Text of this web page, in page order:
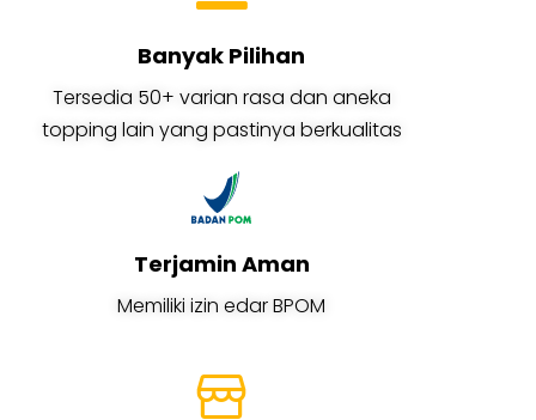
Banyak Pilihan
Tersedia 50+ varian rasa dan aneka
topping lain yang pastinya berkualitas
Terjamin Aman
Memiliki izin edar BPOM